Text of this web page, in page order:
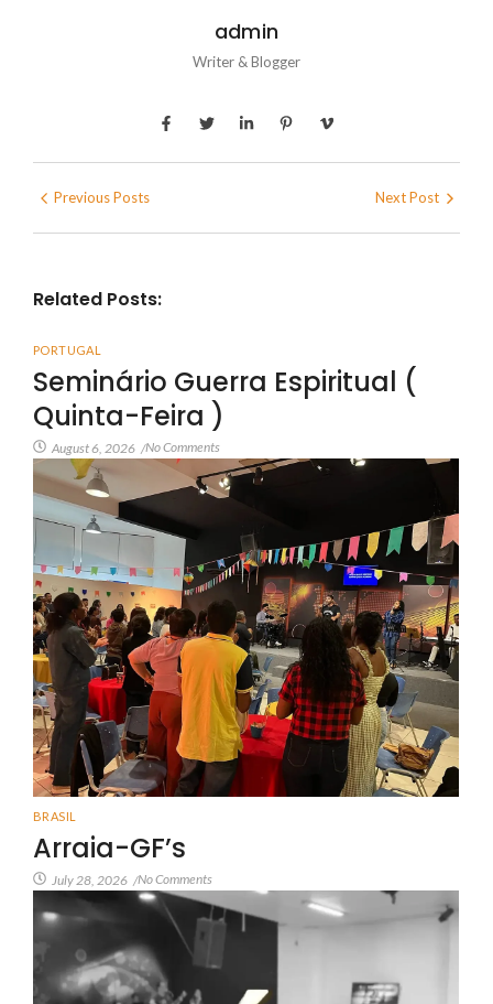
admin
Writer & Blogger
Previous Posts Next Post
Related Posts:
PORTUGAL
Seminário Guerra Espiritual (
Quinta-Feira )
August 6, 2026 /No Comments
BRASIL
Arraia-GF’s
July 28, 2026 /No Comments